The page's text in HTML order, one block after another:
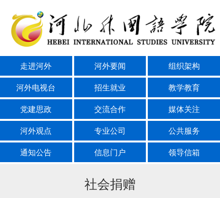
走进河外 河外要闻
组织架构
河外电视台
招生就业
教学教育
党建思政
交流合作
媒体关注
河外观点
专业公司
公共服务
通知公告
信息门户 领导信箱
社会捐赠